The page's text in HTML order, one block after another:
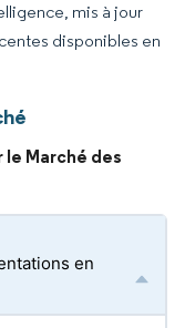
mis à jour
disponibles en
Marché des
en